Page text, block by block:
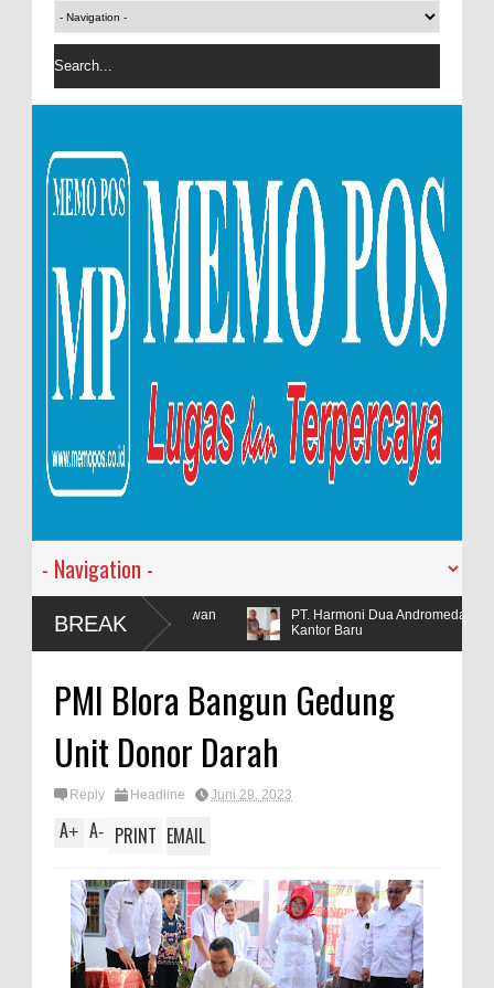
BREAK
Lawan
PT. Harmoni Dua Andromeda Mengadakan Tasyakuran
Kantor Baru
PMI Blora Bangun Gedung
Unit Donor Darah
Reply Headline Juni 29, 2023
A+ A- PRINT EMAIL